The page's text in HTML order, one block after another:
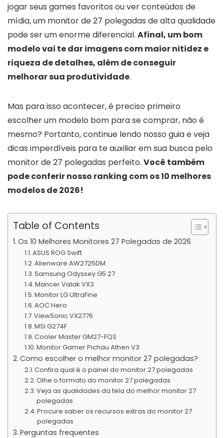
jogar seus games favoritos ou ver conteúdos de
mídia, um monitor de 27 polegadas de alta qualidade
pode ser um enorme diferencial. Afinal, um bom
modelo vai te dar imagens com maior nitidez e
riqueza de detalhes, além de conseguir
melhorar sua produtividade.
Mas para isso acontecer, é preciso primeiro
escolher um modelo bom para se comprar, não é
mesmo? Portanto, continue lendo nosso guia e veja
dicas imperdíveis para te auxiliar em sua busca pelo
monitor de 27 polegadas perfeito. Você também
pode conferir nosso ranking com os 10 melhores
modelos de 2026!
Table of Contents
Os 10 Melhores Monitores 27 Polegadas de 2026
ASUS ROG Swift
Alienware AW2725DM
Samsung Odyssey G5 27
Mancer Valak VX3
Monitor LG UltraFine
AOC Hero
ViewSonic VX2776
MSI G274F
Cooler Master GM27-FQS
Monitor Gamer Pichau Athen V3
Como escolher o melhor monitor 27 polegadas?
Confira qual é o painel do monitor 27 polegadas
Olhe o formato do monitor 27 polegadas
Veja as qualidades da tela do melhor monitor 27
polegadas
Procure saber os recursos extras do monitor 27
polegadas
Perguntas frequentes